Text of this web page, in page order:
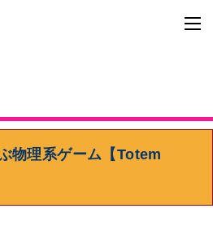
物理系ゲーム【Totem